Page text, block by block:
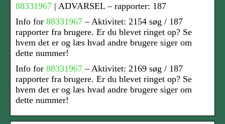
88331967 | ADVARSEL – rapporter: 187
Info for 88331967 – Aktivitet: 2154 søg / 187
rapporter fra brugere. Er du blevet ringet op? Se
hvem det er og læs hvad andre brugere siger om
dette nummer!
Info for 88331967 – Aktivitet: 2169 søg / 187
rapporter fra brugere. Er du blevet ringet op? Se
hvem det er og læs hvad andre brugere siger om
dette nummer!